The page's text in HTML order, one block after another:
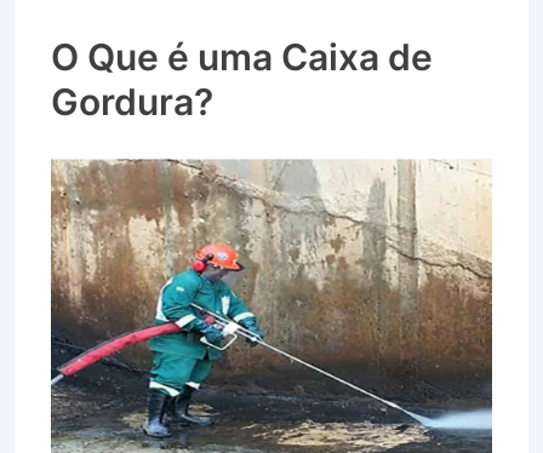
O Que é uma Caixa de
Gordura?